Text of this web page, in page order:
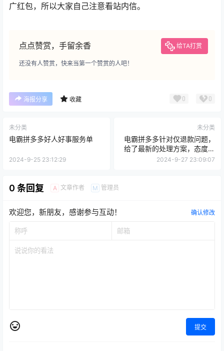
广红包，所以大家自己注意看站内信。
点点赞赏，手留余香 给TA打赏
还没有人赞赏，快来当第一个赞赏的人吧！
海报分享 收藏 0 0
未分类
电霸拼多多好人好事服务单
2024-9-25 23:12:29
未分类
电霸拼多多针对仅退款问题，
给了最新的处理方案，态度很
直接
2024-9-27 23:09:07
0 条回复 A 文章作者 M 管理员
欢迎您，新朋友，感谢参与互动！ 确认修改
提交